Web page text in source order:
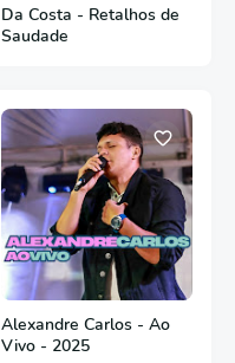
Da Costa - Retalhos de
Saudade
Alexandre Carlos - Ao
Vivo - 2025